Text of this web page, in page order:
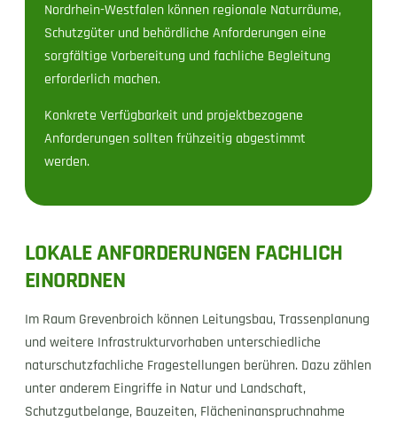
Nordrhein-Westfalen können regionale Naturräume,
Schutzgüter und behördliche Anforderungen eine
sorgfältige Vorbereitung und fachliche Begleitung
erforderlich machen.
Konkrete Verfügbarkeit und projektbezogene
Anforderungen sollten frühzeitig abgestimmt
werden.
LOKALE ANFORDERUNGEN FACHLICH
EINORDNEN
Im Raum Grevenbroich können Leitungsbau, Trassenplanung
und weitere Infrastrukturvorhaben unterschiedliche
naturschutzfachliche Fragestellungen berühren. Dazu zählen
unter anderem Eingriffe in Natur und Landschaft,
Schutzgutbelange, Bauzeiten, Flächeninanspruchnahme